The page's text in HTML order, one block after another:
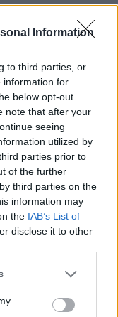
Information
to third parties, or
information for
below opt-out
note that after your
seeing
utilized by
parties prior to
of the further
third parties on the
information may
the IAB’s List of
disclose it to other
or more Google
You may click to
για
λεσβίες ή
κατά